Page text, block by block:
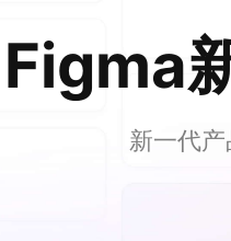
Figma
新一代